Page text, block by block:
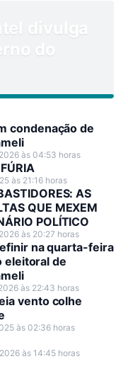
divulga
do
condenação de
às 04:53 horas
às 21:16 horas
AS
QUE MEXEM
POLÍTICO
às 20:27 horas
na quarta-feira
eleitoral de
às 22:43 horas
vento colhe
às 02:36 horas
às 14:45 horas